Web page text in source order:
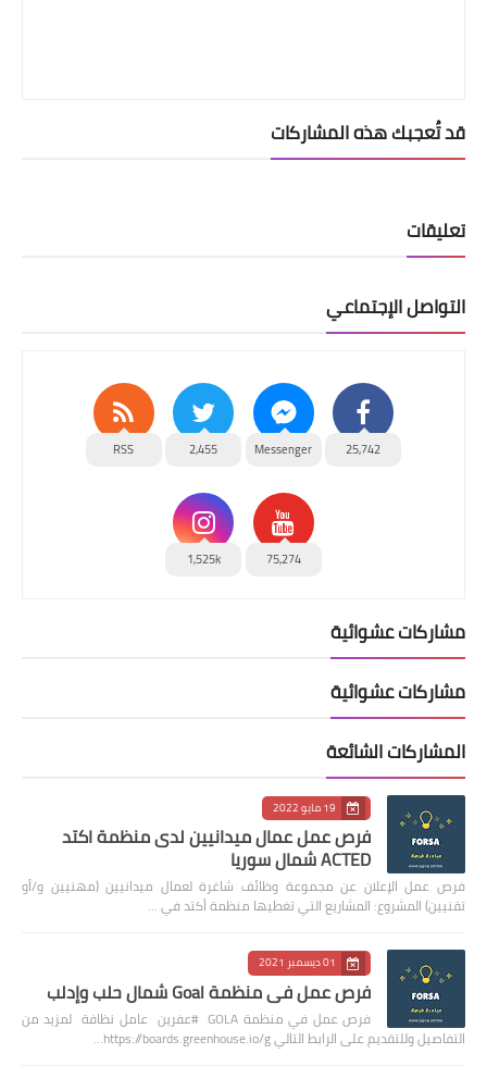
قد تُعجبك هذه المشاركات
تعليقات
التواصل الإجتماعي
25,742
Messenger
2,455
RSS
75,274
1,525k
مشاركات عشوائية
مشاركات عشوائية
المشاركات الشائعة
19 مايو 2022
فرص عمل عمال ميدانيين لدى منظمة اكتد
ACTED شمال سوريا
فرص عمل الإعلان عن مجموعة وظائف شاغرة لعمال ميدانيين (مهنيين و/أو
تقنيين) المشروع: المشاريع التي تغطيها منظمة أكتد في …
01 ديسمبر 2021
فرص عمل في منظمة Goal شمال حلب وإدلب
فرص عمل في منظمة GOLA #عفرين عامل نظافة لمزيد من
التفاصيل وللتقديم على الرابط التالي https://boards.greenhouse.io/g…